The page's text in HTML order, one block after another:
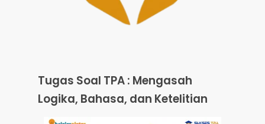
Tugas Soal TPA : Mengasah
Logika, Bahasa, dan Ketelitian